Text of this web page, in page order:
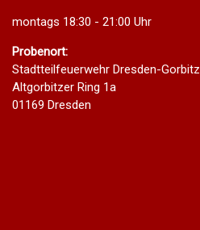
montags 18:30 - 21:00 Uhr
Probenort:
Stadtteilfeuerwehr Dresden-Gorbitz
Altgorbitzer Ring 1a
01169 Dresden